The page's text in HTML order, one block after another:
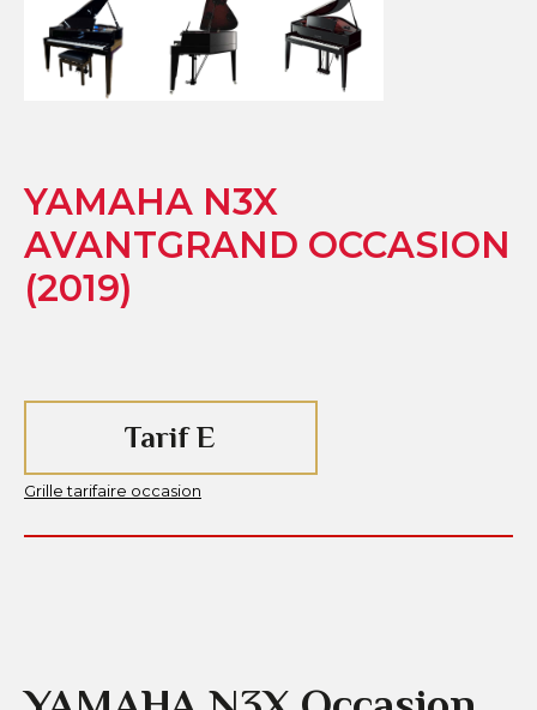
YAMAHA N3X
AVANTGRAND OCCASION
(2019)
Tarif E
Grille tarifaire occasion